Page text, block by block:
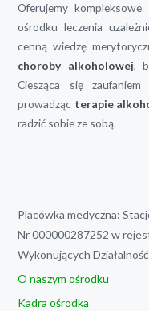
Oferujemy kompleksowe
ośrodku leczenia
cenną wiedzę
choroby alkoholowej,
Ciesząca się
prowadząc terapie
radzić sobie ze sobą.
Placówka medyczna:
Nr 000000287252 w
Wykonujących
O naszym ośrodku
Kadra ośrodka